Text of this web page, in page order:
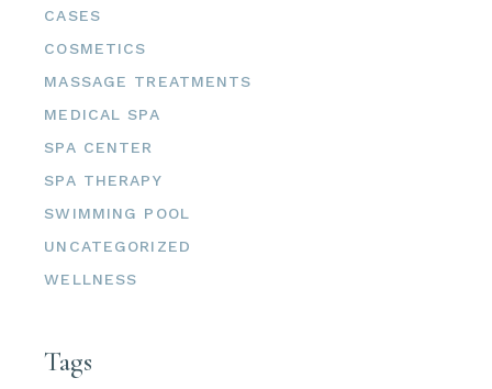
CASES
COSMETICS
MASSAGE TREATMENTS
MEDICAL SPA
SPA CENTER
SPA THERAPY
SWIMMING POOL
UNCATEGORIZED
WELLNESS
Tags